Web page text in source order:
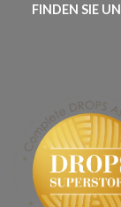
FINDEN SIE